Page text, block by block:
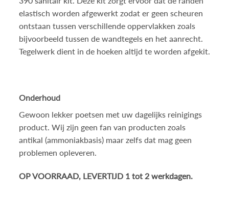
elastisch worden afgewerkt zodat er geen scheuren
ontstaan tussen verschillende oppervlakken zoals
bijvoorbeeld tussen de wandtegels en het aanrecht.
Tegelwerk dient in de hoeken altijd te worden afgekit.
Onderhoud
Gewoon lekker poetsen met uw dagelijks reinigings
product. Wij zijn geen fan van producten zoals
antikal (ammoniakbasis) maar zelfs dat mag geen
problemen opleveren.
OP VOORRAAD, LEVERTIJD 1 tot 2 werkdagen.